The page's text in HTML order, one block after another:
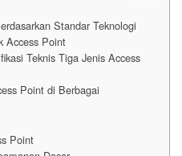
Standar Teknologi
Access Point
Teknis Tiga Jenis Access
Point di Berbagai
Point